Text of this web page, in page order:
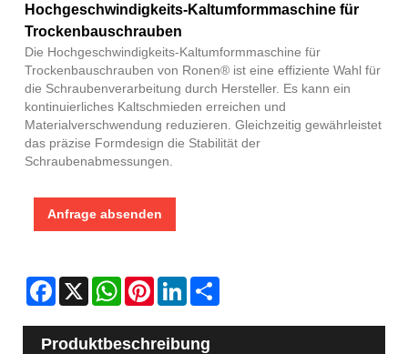
Hochgeschwindigkeits-Kaltumformmaschine für
Trockenbauschrauben
Die Hochgeschwindigkeits-Kaltumformmaschine für
Trockenbauschrauben von Ronen® ist eine effiziente Wahl für
die Schraubenverarbeitung durch Hersteller. Es kann ein
kontinuierliches Kaltschmieden erreichen und
Materialverschwendung reduzieren. Gleichzeitig gewährleistet
das präzise Formdesign die Stabilität der
Schraubenabmessungen.
Anfrage absenden
Facebook
X WhatsAppPinterestLinkedIn
Produktbeschreibung